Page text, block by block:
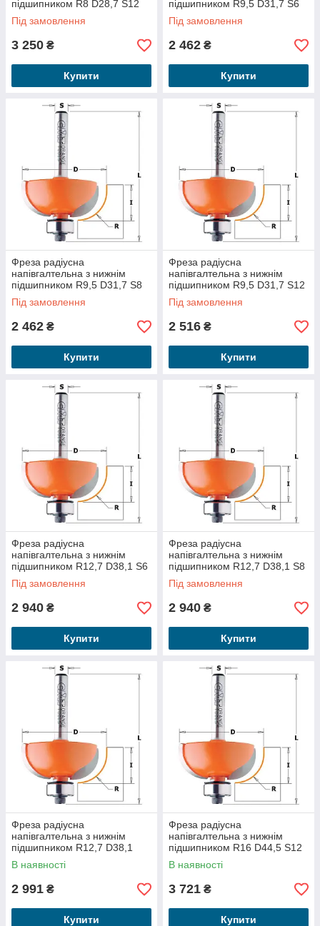
підшипником R8 D28,7 S12
937.754.11
Під замовлення
3 250 ₴
Купити
підшипником R9,5 D31,7 S6
737.286.11
Під замовлення
2 462 ₴
Купити
Фреза радіусна
напівгалтельна з нижнім
підшипником R9,5 D31,7 S8
937.286.11
Під замовлення
2 462 ₴
Купити
Фреза радіусна
напівгалтельна з нижнім
підшипником R9,5 D31,7 S12
937.786.11
Під замовлення
2 516 ₴
Купити
Фреза радіусна
напівгалтельна з нижнім
підшипником R12,7 D38,1 S6
737.350.11
Під замовлення
2 940 ₴
Купити
Фреза радіусна
напівгалтельна з нижнім
підшипником R12,7 D38,1 S8
937.350.11
Під замовлення
2 940 ₴
Купити
Фреза радіусна
напівгалтельна з нижнім
підшипником R12,7 D38,1
S12 937.850.11
В наявності
2 991 ₴
Купити
Фреза радіусна
напівгалтельна з нижнім
підшипником R16 D44,5 S12
937.950.11
В наявності
3 721 ₴
Купити